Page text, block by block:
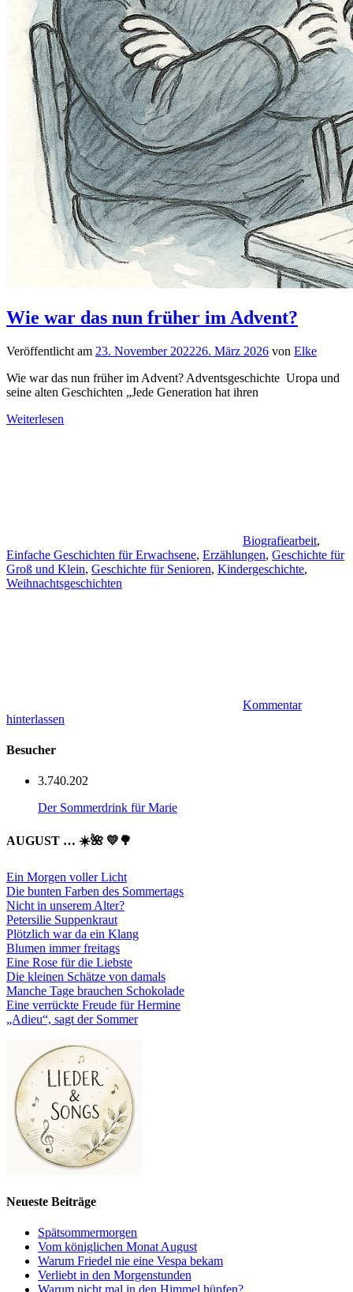
Wie war das nun früher im Advent?
Veröffentlicht am 23. November 202226. März 2026 von Elke
Wie war das nun früher im Advent? Adventsgeschichte Uropa und
seine alten Geschichten „Jede Generation hat ihren
Weiterlesen
Biografiearbeit,
Einfache Geschichten für Erwachsene, Erzählungen, Geschichte für
Groß und Klein, Geschichte für Senioren, Kindergeschichte,
Weihnachtsgeschichten
Kommentar
hinterlassen
Besucher
3.740.202
Der Sommerdrink für Marie
AUGUST … ☀️🌺 💛🌳
Ein Morgen voller Licht
Die bunten Farben des Sommertags
Nicht in unserem Alter?
Petersilie Suppenkraut
Plötzlich war da ein Klang
Blumen immer freitags
Eine Rose für die Liebste
Die kleinen Schätze von damals
Manche Tage brauchen Schokolade
Eine verrückte Freude für Hermine
„Adieu“, sagt der Sommer
Neueste Beiträge
Spätsommermorgen
Vom königlichen Monat August
Warum Friedel nie eine Vespa bekam
Verliebt in den Morgenstunden